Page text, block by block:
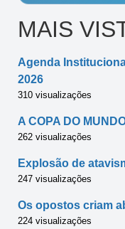
MAIS
Agenda
2026
310 visualizações
A COPA DO
262 visualizações
Explosão de
247 visualizações
Os opostos criam
224 visualizações